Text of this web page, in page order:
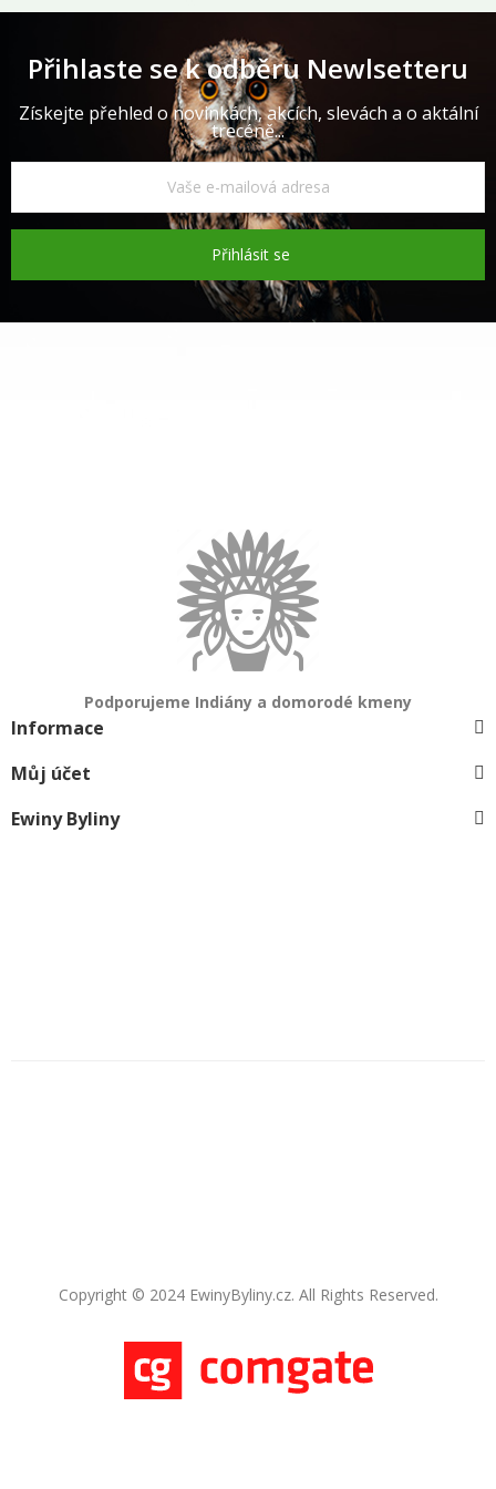
Přihlaste se k odběru Newlsetteru
Získejte přehled o novinkách, akcích, slevách a o aktální
trecéně...
Přihlásit se
Podporujeme Indiány a domorodé kmeny
Informace
Můj účet
Ewiny Byliny
Copyright © 2024 EwinyByliny.cz. All Rights Reserved.